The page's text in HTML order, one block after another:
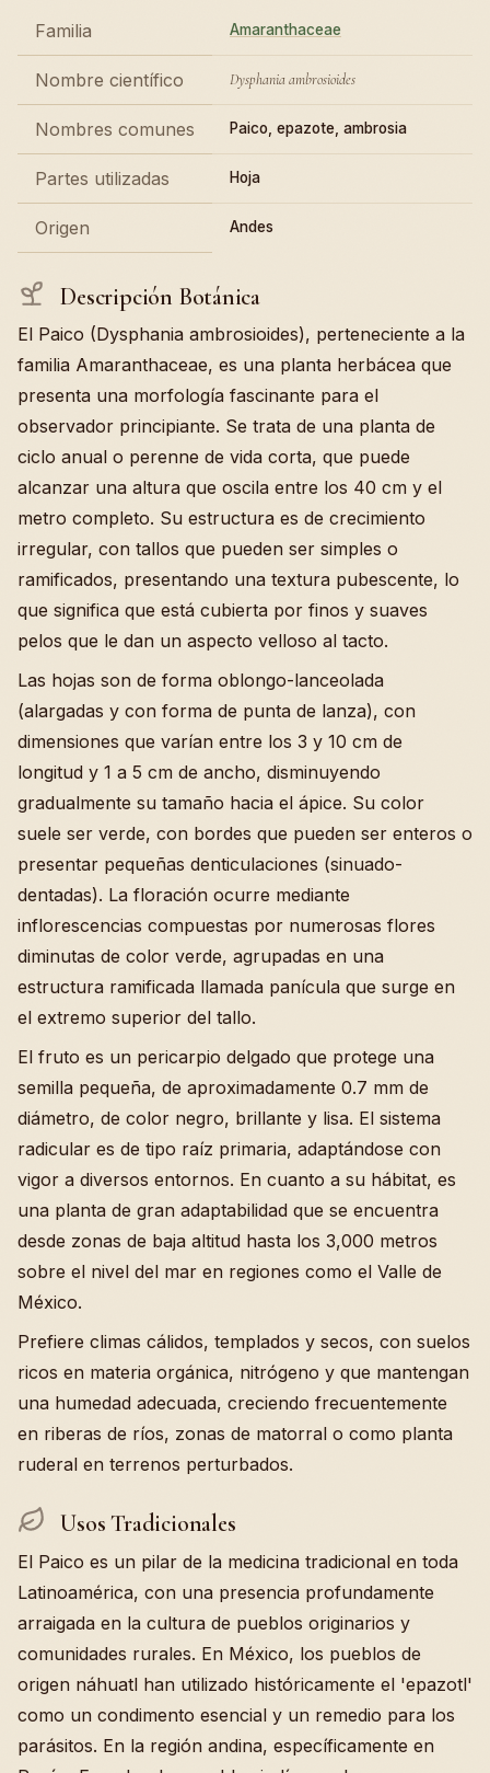
Familia Amaranthaceae
Nombre científico Dysphania ambrosioides
Nombres comunes Paico, epazote, ambrosia
Partes utilizadas Hoja
Origen Andes
Descripción Botánica
El Paico (Dysphania ambrosioides), perteneciente a la
familia Amaranthaceae, es una planta herbácea que
presenta una morfología fascinante para el
observador principiante. Se trata de una planta de
ciclo anual o perenne de vida corta, que puede
alcanzar una altura que oscila entre los 40 cm y el
metro completo. Su estructura es de crecimiento
irregular, con tallos que pueden ser simples o
ramificados, presentando una textura pubescente, lo
que significa que está cubierta por finos y suaves
pelos que le dan un aspecto velloso al tacto.
Las hojas son de forma oblongo-lanceolada
(alargadas y con forma de punta de lanza), con
dimensiones que varían entre los 3 y 10 cm de
longitud y 1 a 5 cm de ancho, disminuyendo
gradualmente su tamaño hacia el ápice. Su color
suele ser verde, con bordes que pueden ser enteros o
presentar pequeñas denticulaciones (sinuado-
dentadas). La floración ocurre mediante
inflorescencias compuestas por numerosas flores
diminutas de color verde, agrupadas en una
estructura ramificada llamada panícula que surge en
el extremo superior del tallo.
El fruto es un pericarpio delgado que protege una
semilla pequeña, de aproximadamente 0.7 mm de
diámetro, de color negro, brillante y lisa. El sistema
radicular es de tipo raíz primaria, adaptándose con
vigor a diversos entornos. En cuanto a su hábitat, es
una planta de gran adaptabilidad que se encuentra
desde zonas de baja altitud hasta los 3,000 metros
sobre el nivel del mar en regiones como el Valle de
México.
Prefiere climas cálidos, templados y secos, con suelos
ricos en materia orgánica, nitrógeno y que mantengan
una humedad adecuada, creciendo frecuentemente
en riberas de ríos, zonas de matorral o como planta
ruderal en terrenos perturbados.
Usos Tradicionales
El Paico es un pilar de la medicina tradicional en toda
Latinoamérica, con una presencia profundamente
arraigada en la cultura de pueblos originarios y
comunidades rurales. En México, los pueblos de
origen náhuatl han utilizado históricamente el 'epazotl'
como un condimento esencial y un remedio para los
parásitos. En la región andina, específicamente en